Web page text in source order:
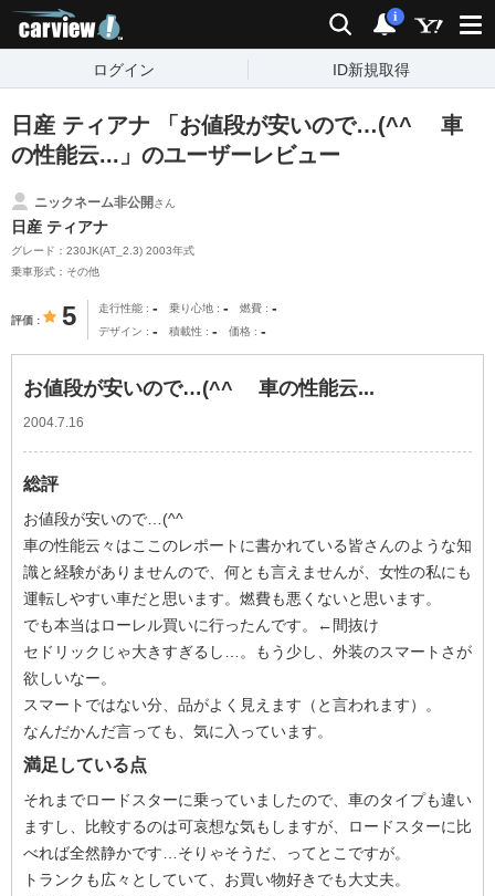
検索 通知
i
ログイン ID新規取得
日産 ティアナ 「お値段が安いので…(^^ゞ 車
の性能云...」のユーザーレビュー
ニックネーム非公開さん
日産 ティアナ
グレード：230JK(AT_2.3) 2003年式
乗車形式：その他
評価 5 走行性能 - 乗り心地 - 燃費 -
デザイン - 積載性 - 価格 -
お値段が安いので…(^^ゞ 車の性能云...
2004.7.16
総評
お値段が安いので…(^^ゞ
車の性能云々はここのレポートに書かれている皆さんのような知
識と経験がありませんので、何とも言えませんが、女性の私にも
運転しやすい車だと思います。燃費も悪くないと思います。
でも本当はローレル買いに行ったんです。←間抜け
セドリックじゃ大きすぎるし…。もう少し、外装のスマートさが
欲しいなー。
スマートではない分、品がよく見えます（と言われます）。
なんだかんだ言っても、気に入っています。
満足している点
それまでロードスターに乗っていましたので、車のタイプも違い
ますし、比較するのは可哀想な気もしますが、ロードスターに比
べれば全然静かです…そりゃそうだ、ってとこですが。
トランクも広々としていて、お買い物好きでも大丈夫。